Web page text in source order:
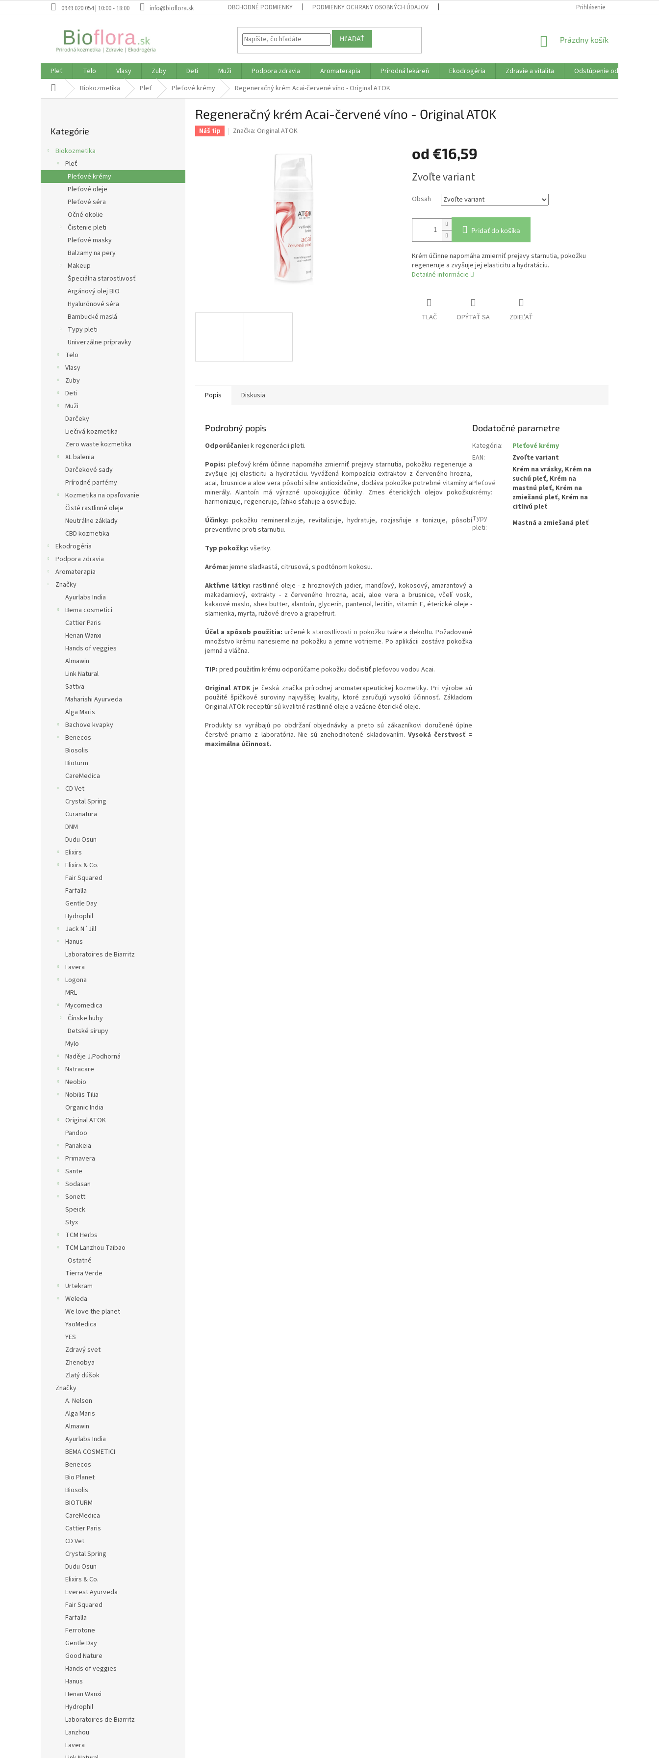
na
0949 020 054 | 10:00 - 18:00 info@bioflora.sk OBCHODNÉ PODMIENKY PODMIENKY OCHRANY OSOBNÝCH ÚDAJOV DOPRAVA PLATBA
Prihlásenie
HĽADAŤ
NÁKUPNÝ
Prázdny košík
Pleť Telo Vlasy Zuby Deti Muži Podpora zdravia Aromaterapia Prírodná lekáreň Ekodrogéria Zdravie a vitalita
Odstúpenie od zmluvy
DomovBiokozmetika Pleť Pleťové krémy Regeneračný krém Acai-červené víno - Original ATOK
a
kategórie
Kategórie
Biokozmetika
Pleť
Pleťové krémy
Pleťové oleje
Pleťové séra
Očné okolie
Čistenie pleti
Pleťové masky
Balzamy na pery
Makeup
Špeciálna starostlivosť
Argánový olej BIO
Hyalurónové séra
Bambucké maslá
Typy pleti
Univerzálne prípravky
Telo
Vlasy
Zuby
Deti
Muži
Darčeky
Liečivá kozmetika
Zero waste kozmetika
XL balenia
Darčekové sady
Prírodné parfémy
Kozmetika na opaľovanie
Čisté rastlinné oleje
Neutrálne základy
CBD kozmetika
Ekodrogéria
Podpora zdravia
Aromaterapia
Značky
Ayurlabs India
Bema cosmetici
Cattier Paris
Henan Wanxi
Hands of veggies
Almawin
Link Natural
Sattva
Maharishi Ayurveda
Alga Maris
Bachove kvapky
Benecos
Biosolis
Bioturm
CareMedica
CD Vet
Crystal Spring
Curanatura
DNM
Dudu Osun
Elixirs
Elixirs & Co.
Fair Squared
Farfalla
Gentle Day
Hydrophil
Jack N´Jill
Hanus
Laboratoires de Biarritz
Lavera
Logona
MRL
Mycomedica
Čínske huby
Detské sirupy
Mylo
Naděje J.Podhorná
Natracare
Neobio
Nobilis Tilia
Organic India
Original ATOK
Pandoo
Panakeia
Primavera
Sante
Sodasan
Sonett
Speick
Styx
TCM Herbs
TCM Lanzhou Taibao
Ostatné
Tierra Verde
Urtekram
Weleda
We love the planet
YaoMedica
YES
Zdravý svet
Zhenobya
Zlatý dúšok
Značky
A. Nelson
Alga Maris
Almawin
Ayurlabs India
BEMA COSMETICI
Benecos
Bio Planet
Biosolis
BIOTURM
CareMedica
Cattier Paris
CD Vet
Crystal Spring
Dudu Osun
Elixirs & Co.
Everest Ayurveda
Fair Squared
Farfalla
Ferrotone
Gentle Day
Good Nature
Hands of veggies
Hanus
Henan Wanxi
Hydrophil
Laboratoires de Biarritz
Lanzhou
Lavera
Regeneračný krém Acai-červené víno - Original ATOK
Náš tip Značka: Original ATOK
od €16,59
cena:
Zvoľte variant
Obsah
Pridať do košíka
Krém účinne napomáha zmierniť prejavy starnutia, pokožku
regeneruje a zvyšuje jej elasticitu a hydratáciu.
Detailné informácie
TLAČ OPÝTAŤ SA ZDIEĽAŤ
Popis Diskusia
Podrobný popis
Odporúčanie: k regenerácii pleti.
Popis: pleťový krém účinne napomáha zmierniť prejavy starnutia, pokožku regeneruje a
zvyšuje jej elasticitu a hydratáciu. Vyvážená kompozícia extraktov z červeného hrozna,
acai, brusnice a aloe vera pôsobí silne antioxidačne, dodáva pokožke potrebné vitamíny a
minerály. Alantoín má výrazné upokojujúce účinky. Zmes éterických olejov pokožku
harmonizuje, regeneruje, ľahko sťahuje a osviežuje.
Účinky: pokožku remineralizuje, revitalizuje, hydratuje, rozjasňuje a tonizuje, pôsobí
preventívne proti starnutiu.
Typ pokožky: všetky.
Aróma: jemne sladkastá, citrusová, s podtónom kokosu.
Aktívne látky: rastlinné oleje - z hroznových jadier, mandľový, kokosový, amarantový a
makadamiový, extrakty - z červeného hrozna, acai, aloe vera a brusnice, včelí vosk,
kakaové maslo, shea butter, alantoín, glycerín, pantenol, lecitín, vitamín E, éterické oleje -
slamienka, myrta, ružové drevo a grapefruit.
Účel a spôsob použitia: určené k starostlivosti o pokožku tváre a dekoltu. Požadované
množstvo krému nanesieme na pokožku a jemne votrieme. Po aplikácii zostáva pokožka
jemná a vláčna.
TIP: pred použitím krému odporúčame pokožku dočistiť pleťovou vodou Acai.
Original ATOKje česká značka prírodnej aromaterapeutickej kozmetiky. Pri výrobe sú
použité špičkové suroviny najvyššej kvality, ktoré zaručujú vysokú účinnosť. Základom
Original ATOk receptúr sú kvalitné rastlinné oleje a vzácne éterické oleje.
Produkty sa vyrábajú po obdržaní objednávky a preto sú zákazníkovi doručené úplne
čerstvé priamo z laboratória. Nie sú znehodnotené skladovaním. Vysoká čerstvosť =
maximálna účinnosť.
Dodatočné parametre
Kategória:
Pleťové krémy
EAN: Zvoľte variant
Pleťové
krémy:
Krém na vrásky, Krém na
suchú pleť, Krém na
mastnú pleť, Krém na
zmiešanú pleť, Krém na
citlivú pleť
Typy
pleti: Mastná a zmiešaná pleť